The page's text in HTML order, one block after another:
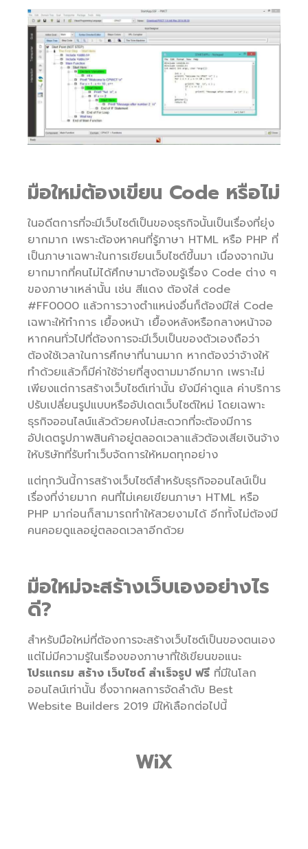
มือใหม่ต้องเขียน Code หรือไม่
ในอดีตการที่จะมีเว็บไซต์เป็นของธุรกิจนั้นเป็นเรื่องที่ยุ่ง
ยากมาก เพราะต้องหาคนที่รู้ภาษา HTML หรือ PHP ที่
เป็นภาษาเฉพาะในการเขียนเว็บไซต์ขึ้นมา เนื่องจากมัน
ยากมากที่คนไม่ได้ศึกษามาต้องมรู้เรื่อง Code ต่าง ๆ
ของภาษาเหล่านั้น เช่น สีแดง ต้องใส่ code
#FF0000 แล้วการวางตำแหน่งอื่นก็ต้องมีใส่ Code
เฉพาะให้ทำการ เยื้องหน้า เยื้องหลังหรือกลางหน้าจอ
หากคนทั่วไปที่ต้องการจะมีเว็บเป็นของตัวเองถือว่า
ต้องใช้เวลาในการศึกษาที่นานมาก หากต้องว่าจ้างให้
ทำด้วยแล้วก็มีค่าใช้จ่ายที่สูงตามมาอีกมาก เพราะไม่
เพียงแต่การสร้างเว็บไซต์เท่านั้น ยังมีค่าดูแล ค่าบริการ
ปรับเปลี่ยนรูปแบบหรืออัปเดตเว็บไซต์ใหม่ โดยเฉพาะ
ธุรกิจออนไลน์แล้วด้วยคงไม่สะดวกที่จะต้องมีการ
อัปเดตรูปภาพสินค้าอยู่ตลอดเวลาแล้วต้องเสียเงินจ้าง
ให้บริษัทที่รับทำเว็บจัดการให้หมดทุกอย่าง
แต่ทุกวันนี้การสร้างเว็บไซต์สำหรับธุรกิจออนไลน์เป็น
เรื่องที่ง่ายมาก คนที่ไม่เคยเขียนภาษา HTML หรือ
PHP มาก่อนก็สามารถทำให้สวยงามได้ อีกทั้งไม่ต้องมี
คนคอยดูแลอยู่ตลอดเวลาอีกด้วย
มือใหม่จะสร้างเว็บเองอย่างไร
ดี?
สำหรับมือใหม่ที่ต้องการจะสร้างเว็บไซต์เป็นของตนเอง
แต่ไม่มีความรู้ในเรื่องของภาษาที่ใช้เขียนขอแนะ
โปรแกรม สร้าง เว็บไซต์ สำเร็จรูป ฟรี ที่มีในโลก
ออนไลน์เท่านั้น ซึ่งจากผลการจัดลำดับ Best
Website Builders 2019 มีให้เลือกต่อไปนี้
WiX